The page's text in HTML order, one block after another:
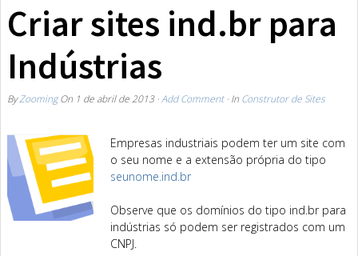
Criar sites ind.br para
Indústrias
ByZoomingOn 1 de abril de 2013· Add Comment· In Construtor de Sites
Empresas industriais podem ter um site com
o seu nome e a extensão própria do tipo
seunome.ind.br
Observe que os domínios do tipo ind.br para
indústrias só podem ser registrados com um
CNPJ.